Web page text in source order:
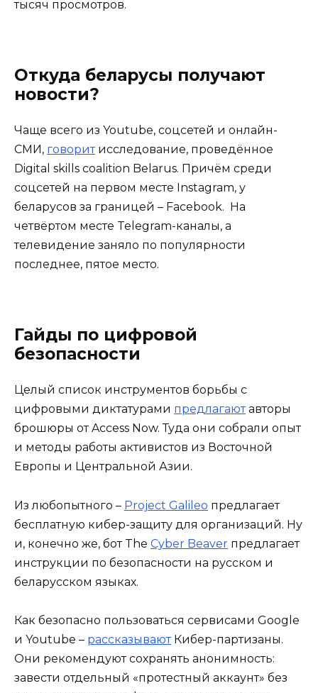
тысяч просмотров.
Откуда беларусы получают
новости?
Чаще всего из Youtube, соцсетей и онлайн-
СМИ, говоритисследование, проведённое
Digital skills coalition Belarus. Причём среди
соцсетей на первом месте Instagram, у
беларусов за границей – Facebook. На
четвёртом месте Telegram-каналы, а
телевидение заняло по популярности
последнее, пятое место.
Гайды по цифровой
безопасности
Целый список инструментов борьбы с
цифровыми диктатурами предлагаютавторы
брошюры от Access Now. Туда они собрали опыт
и методы работы активистов из Восточной
Европы и Центральной Азии.
Из любопытного – Project Galileo предлагает
бесплатную кибер-защиту для организаций. Ну
и, конечно же, бот The Cyber Beaver предлагает
инструкции по безопасности на русском и
беларусском языках.
Как безопасно пользоваться сервисами Google
и Youtube – рассказываютКибер-партизаны.
Они рекомендуют сохранять анонимность:
завести отдельный «протестный аккаунт» без